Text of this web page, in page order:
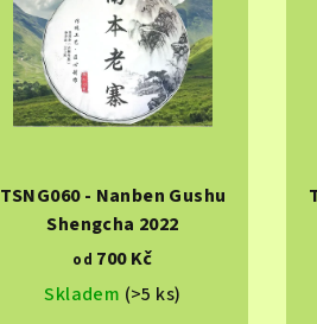
TSNG060 - Nanben Gushu
Shengcha 2022
od 700 Kč
Skladem (>5 ks)